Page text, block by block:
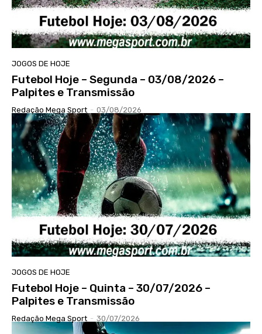
JOGOS DE HOJE
Futebol Hoje – Segunda – 03/08/2026 –
Palpites e Transmissão
Redação Mega Sport - 03/08/2026
JOGOS DE HOJE
Futebol Hoje – Quinta – 30/07/2026 –
Palpites e Transmissão
Redação Mega Sport - 30/07/2026